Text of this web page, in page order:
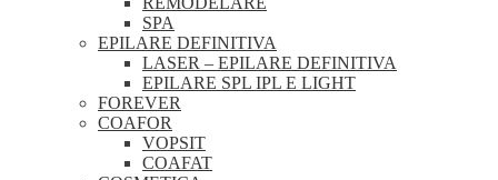
SPA
EPILARE DEFINITIVA
LASER – EPILARE DEFINITIVA
EPILARE SPL IPL E LIGHT
FOREVER
COAFOR
VOPSIT
COAFAT